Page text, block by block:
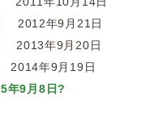
2012年9月21日
2013年9月20日
年9月19日
年9月8日?